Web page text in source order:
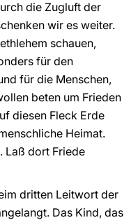
die Zugluft der
wir es weiter.
schauen,
für den
für die Menschen,
beten um Frieden
diesen Fleck Erde
Heimat.
Laß dort Friede
dritten Leitwort der
Das Kind, das